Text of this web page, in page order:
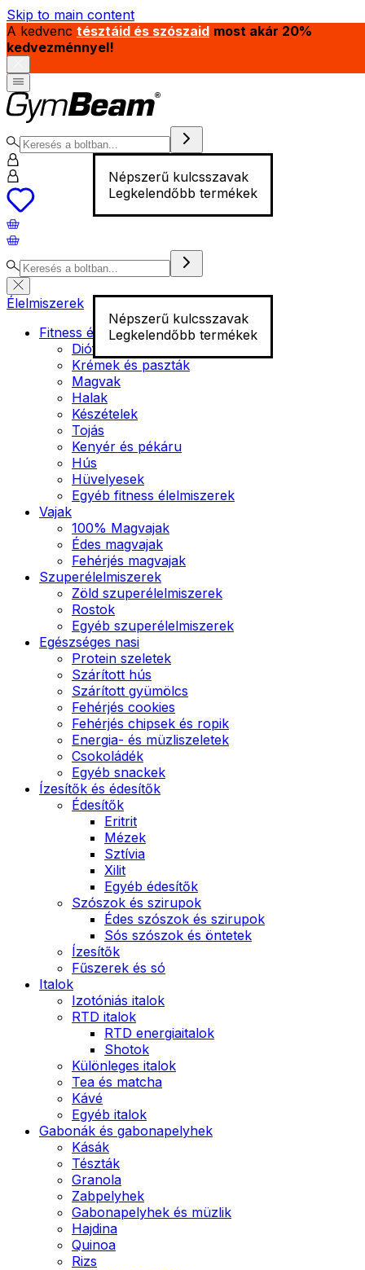
Skip to main content
A kedvenc tésztáid és szószaid most akár 20%
kedvezménnyel!
Népszerű kulcsszavak
Legkelendőbb termékek
Népszerű kulcsszavak
Legkelendőbb termékek
Élelmiszerek
Fitness élelmiszer
Diófélék
Krémek és paszták
Magvak
Halak
Készételek
Tojás
Kenyér és pékáru
Hús
Hüvelyesek
Egyéb fitness élelmiszerek
Vajak
100% Magvajak
Édes magvajak
Fehérjés magvajak
Szuperélelmiszerek
Zöld szuperélelmiszerek
Rostok
Egyéb szuperélelmiszerek
Egészséges nasi
Protein szeletek
Szárított hús
Szárított gyümölcs
Fehérjés cookies
Fehérjés chipsek és ropik
Energia- és müzliszeletek
Csokoládék
Egyéb snackek
Ízesítők és édesítők
Édesítők
Eritrit
Mézek
Sztívia
Xilit
Egyéb édesítők
Szószok és szirupok
Édes szószok és szirupok
Sós szószok és öntetek
Ízesítők
Fűszerek és só
Italok
Izotóniás italok
RTD italok
RTD energiaitalok
Shotok
Különleges italok
Tea és matcha
Kávé
Egyéb italok
Gabonák és gabonapelyhek
Kásák
Tészták
Granola
Zabpelyhek
Gabonapelyhek és müzlik
Hajdina
Quinoa
Rizs